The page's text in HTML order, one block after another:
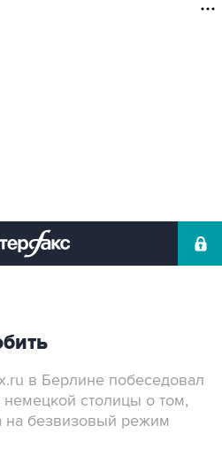
в Берлине побеседовал
столицы о том,
на безвизовый режим